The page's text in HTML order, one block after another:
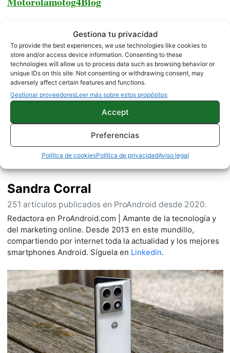
Gestiona tu privacidad
To provide the best experiences, we use technologies like cookies to
store and/or access device information. Consenting to these
technologies will allow us to process data such as browsing behavior or
unique IDs on this site. Not consenting or withdrawing consent, may
adversely affect certain features and functions.
Gestionar proveedoresLeer más sobre estos propósitos
Accept
Preferencias
Política de cookiesPolítica de privacidadAviso legal
NOTICIAS
Sobre este autor
Sandra Corral
251 artículos publicados en ProAndroid desde 2020.
Redactora en ProAndroid.com | Amante de la tecnología y
del marketing online. Desde 2013 en este mundillo,
compartiendo por internet toda la actualidad y los mejores
smartphones Android. Síguela en Linkedin.